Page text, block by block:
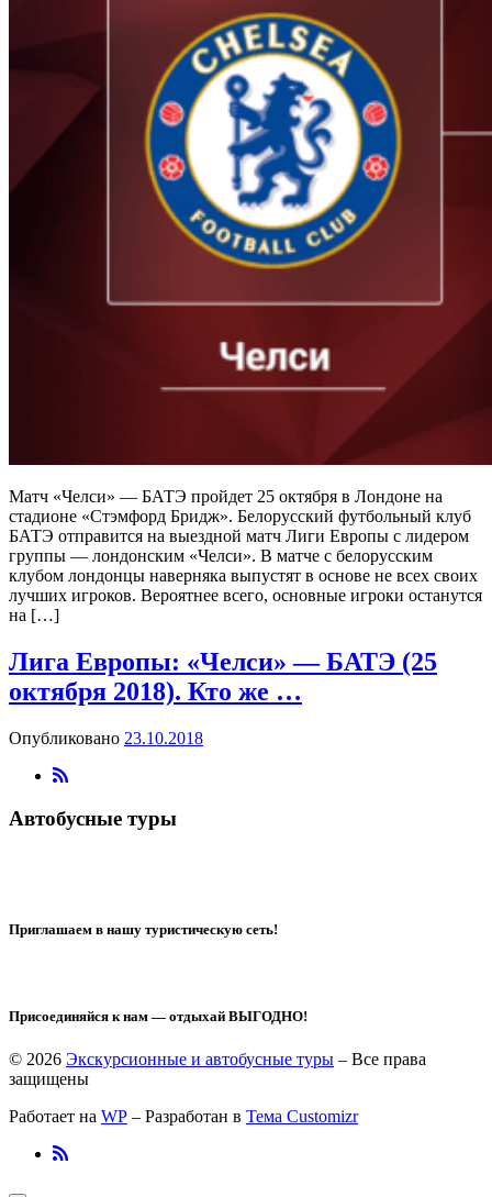
Матч «Челси» — БАТЭ пройдет 25 октября в Лондоне на
стадионе «Стэмфорд Бридж». Белорусский футбольный клуб
БАТЭ отправится на выездной матч Лиги Европы с лидером
группы — лондонским «Челси». В матче с белорусским
клубом лондонцы наверняка выпустят в основе не всех своих
лучших игроков. Вероятнее всего, основные игроки останутся
на […]
Лига Европы: «Челси» — БАТЭ (25
октября 2018). Кто же …
Опубликовано 23.10.2018
Автобусные туры
Приглашаем в нашу туристическую сеть!
Присоединяйся к нам — отдыхай ВЫГОДНО!
© 2026 Экскурсионные и автобусные туры – Все права
защищены
Работает на WP – Разработан в Тема Customizr